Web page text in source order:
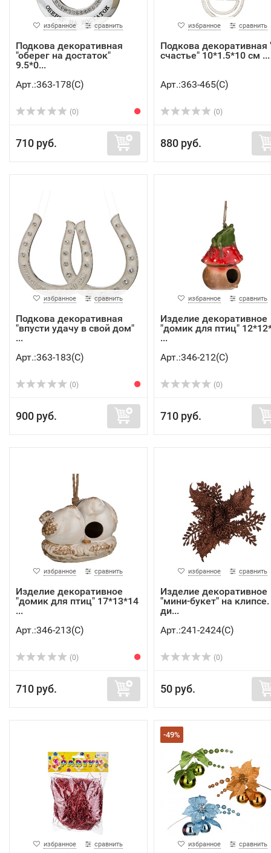
избранное сравнить
Подкова декоративная
"оберег на достаток"
9.5*0...
Арт.:363-178(C)
(0)
710 руб.
избранное сравнить
Подкова декоративная
счастье" 10*1.5*10 см ...
Арт.:363-465(C)
(0)
880 руб.
избранное сравнить
Подкова декоративная
"впусти удачу в свой дом"
...
Арт.:363-183(C)
(0)
900 руб.
избранное сравнить
Изделие декоративное
"домик для птиц"
...
Арт.:346-212(C)
(0)
710 руб.
избранное сравнить
Изделие декоративное
"домик для птиц" 17*13*14
...
Арт.:346-213(C)
(0)
710 руб.
избранное сравнить
Изделие декоративное
"мини-букет" на клипсе.
ди...
Арт.:241-2424(C)
(0)
50 руб.
избранное сравнить
-49%
избранное сравнить